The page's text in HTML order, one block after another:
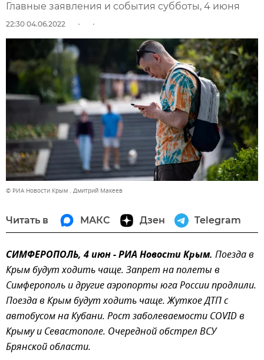
Главные заявления и события субботы, 4 июня
22:30 04.06.2022
© РИА Новости Крым . Дмитрий Макеев
Читать в МАКС Дзен Telegram
СИМФЕРОПОЛЬ, 4 июн - РИА Новости Крым. Поезда в
Крым будут ходить чаще. Запрет на полеты в
Симферополь и другие аэропорты юга России продлили.
Поезда в Крым будут ходить чаще. Жуткое ДТП с
автобусом на Кубани. Рост заболеваемости COVID в
Крыму и Севастополе. Очередной обстрел ВСУ
Брянской области.